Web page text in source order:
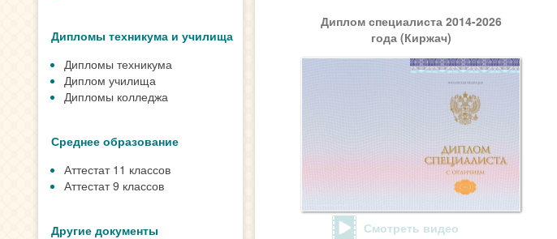
Дипломы техникума и училища
Дипломы техникума
Диплом училища
Дипломы колледжа
Среднее образование
Аттестат 11 классов
Аттестат 9 классов
Другие документы
Диплом специалиста 2014-2026
года (Киржач)
Смотреть видео